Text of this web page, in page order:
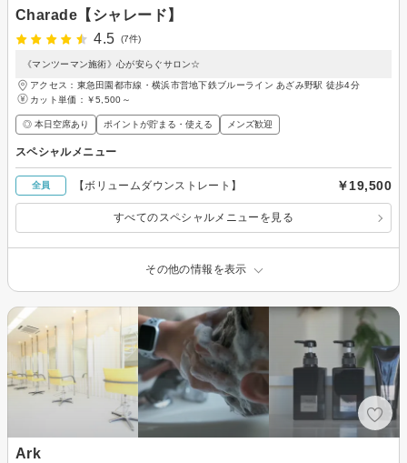
Charade【シャレード】
4.5
(7件)
《マンツーマン施術》心が安らぐサロン☆
アクセス：東急田園都市線・横浜市営地下鉄ブルーライン あざみ野駅 徒歩4分
カット単価： ￥5,500～
◎ 本日空席あり ポイントが貯まる・使える メンズ歓迎
スペシャルメニュー
全員 【ボリュームダウンストレート】 ￥19,500
すべてのスペシャルメニューを見る
その他の情報を表示
Ark